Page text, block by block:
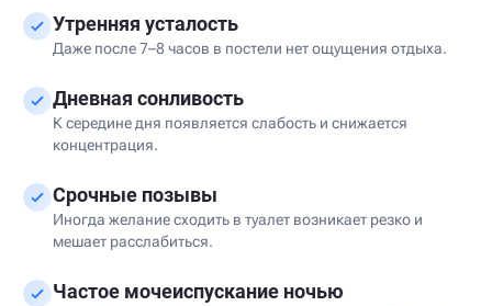
Утренняя усталость
Даже после 7–8 часов в постели нет ощущения отдыха.
Дневная сонливость
К середине дня появляется слабость и снижается
концентрация.
Срочные позывы
Иногда желание сходить в туалет возникает резко и
мешает расслабиться.
Частое мочеиспускание ночью